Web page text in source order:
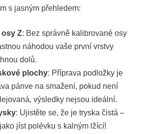
s jasným přehledem:
osy Z: Bez správně kalibrované osy
náhodou vaše první vrstvy
dolů.
plochy: Příprava podložky je
pánve na smažení, pokud není
výsledky nejsou ideální.
: Ujistěte se, že je tryska čistá –
jíst polévku s kalným lžící!